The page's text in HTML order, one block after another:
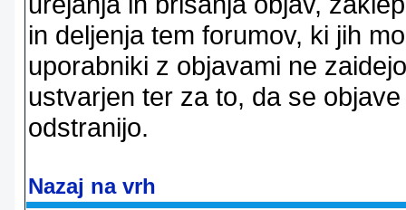
in deljenja tem forumov, ki jih
uporabniki z objavami ne
ustvarjen ter za to, da se
odstranijo.
Nazaj na vrh